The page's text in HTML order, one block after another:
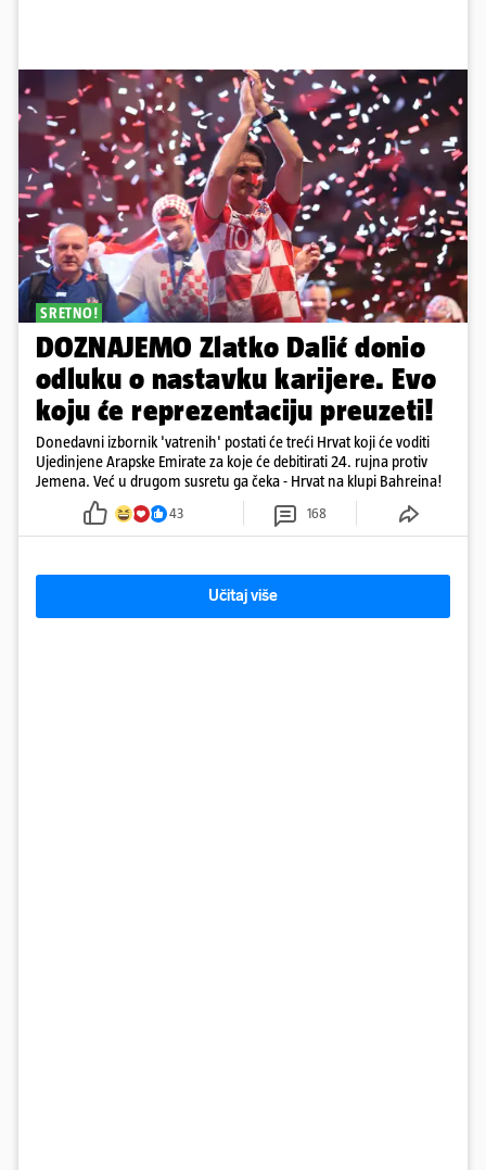
SRETNO!
DOZNAJEMO Zlatko Dalić donio
odluku o nastavku karijere. Evo
koju će reprezentaciju preuzeti!
Donedavni izbornik 'vatrenih' postati će treći Hrvat koji će voditi
Ujedinjene Arapske Emirate za koje će debitirati 24. rujna protiv
Jemena. Već u drugom susretu ga čeka - Hrvat na klupi Bahreina!
43 168
Učitaj više